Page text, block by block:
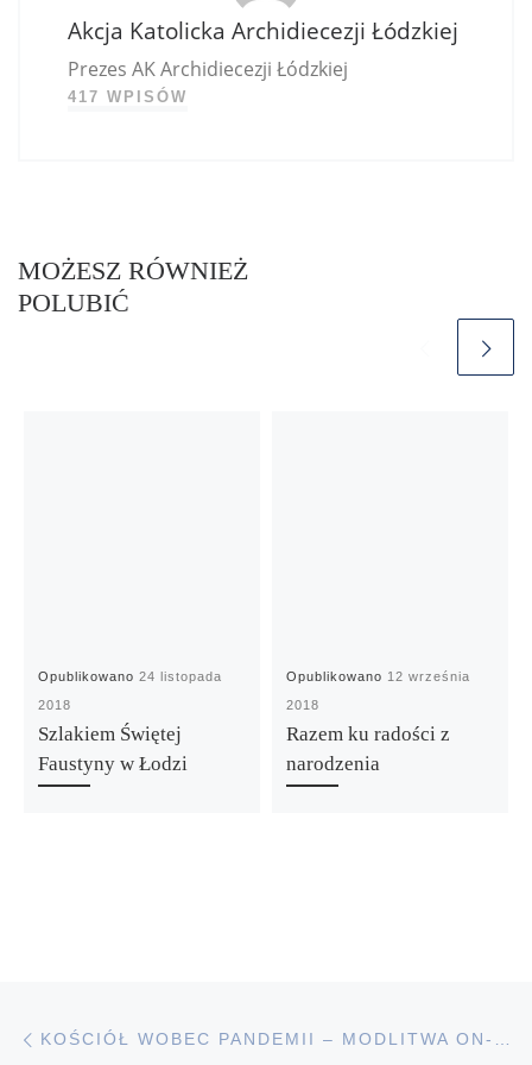
Akcja Katolicka Archidiecezji Łódzkiej
Prezes AK Archidiecezji Łódzkiej
417 WPISÓW
MOŻESZ RÓWNIEŻ
POLUBIĆ
Opublikowano24 listopada
2018
Szlakiem Świętej
Faustyny w Łodzi
Opublikowano 12 września
2018
Razem ku radości z
narodzenia
Nawigacja wpisu